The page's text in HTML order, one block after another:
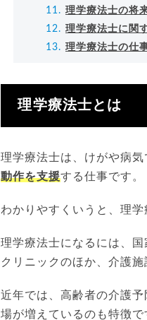
理学療法士の将
理学療法士に関
理学療法士の仕
理学療法士とは
理学療法士は、けがや病
動作を支援する仕事です。
わかりやすくいうと、理
理学療法士になるには、
クリニックのほか、介護
近年では、高齢者の介護
場が増えているのも特徴で